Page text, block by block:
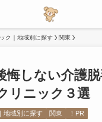
ク｜地域別に探す 関東
悔しない介護
リニック３選
地域別に探す 関東 ！PR